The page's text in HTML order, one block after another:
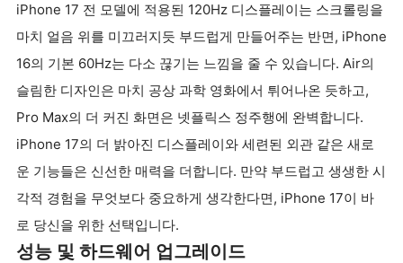
iPhone 17 전 모델에 적용된 120Hz 디스플레이는 스크롤링을
마치 얼음 위를 미끄러지듯 부드럽게 만들어주는 반면, iPhone
16의 기본 60Hz는 다소 끊기는 느낌을 줄 수 있습니다. Air의
슬림한 디자인은 마치 공상 과학 영화에서 튀어나온 듯하고,
Pro Max의 더 커진 화면은 넷플릭스 정주행에 완벽합니다.
iPhone 17의 더 밝아진 디스플레이와 세련된 외관 같은 새로
운 기능들은 신선한 매력을 더합니다. 만약 부드럽고 생생한 시
각적 경험을 무엇보다 중요하게 생각한다면, iPhone 17이 바
로 당신을 위한 선택입니다.
성능 및 하드웨어 업그레이드